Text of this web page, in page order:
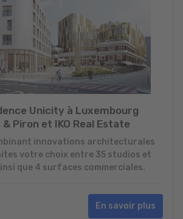
Unicity à Luxembourg
Piron et IKO Real Estate
innovations architecturales
votre choix entre 35 studios et
que 4 surfaces commerciales.
En savoir plus